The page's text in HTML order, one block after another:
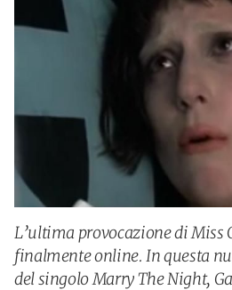
L’ultima provocazione di Miss
finalmente online. In questa
del singolo Marry The Night,